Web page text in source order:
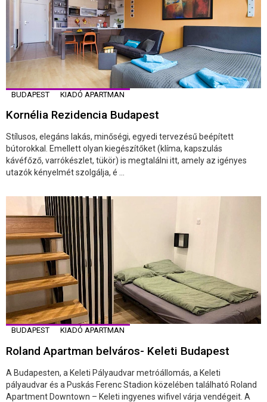
BUDAPEST KIADÓ APARTMAN
Kornélia Rezidencia Budapest
Stílusos, elegáns lakás, minőségi, egyedi tervezésű beépített
bútorokkal. Emellett olyan kiegészítőket (klíma, kapszulás
kávéfőző, varrókészlet, tükör) is megtalálni itt, amely az igényes
utazók kényelmét szolgálja, é ...
BUDAPEST KIADÓ APARTMAN
Roland Apartman belváros- Keleti Budapest
A Budapesten, a Keleti Pályaudvar metróállomás, a Keleti
pályaudvar és a Puskás Ferenc Stadion közelében található Roland
Apartment Downtown – Keleti ingyenes wifivel várja vendégeit. A